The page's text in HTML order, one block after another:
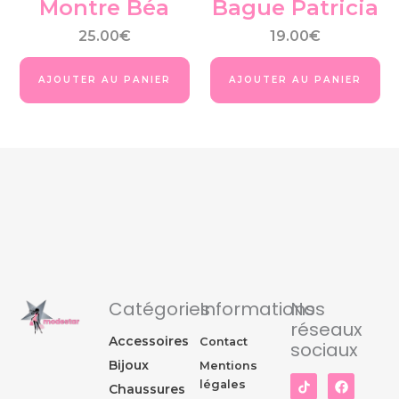
Montre Béa
25.00€
AJOUTER AU PANIER
Bague Patricia
19.00€
AJOUTER AU PANIER
Catégories
Accessoires
Bijoux
Chaussures
Informations
Contact
Mentions
légales
Nos
réseaux
sociaux
F
a
I
n